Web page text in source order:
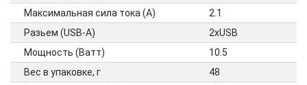
Максимальная сила тока (А)
2.1
Разьем (USB-A)
2xUSB
Мощность (Ватт)
10.5
Вес в упаковке, г
48